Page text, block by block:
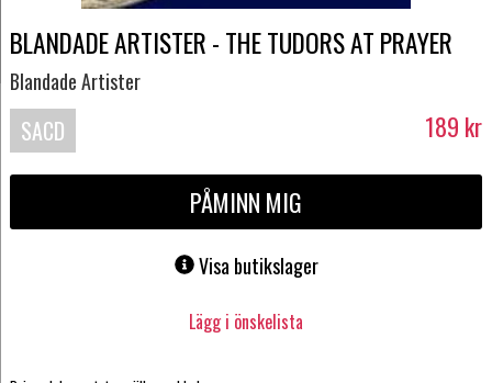
BLANDADE ARTISTER - THE TUDORS AT PRAYER
Blandade Artister
SACD 189 kr
PÅMINN MIG
Visa butikslager
Lägg i önskelista